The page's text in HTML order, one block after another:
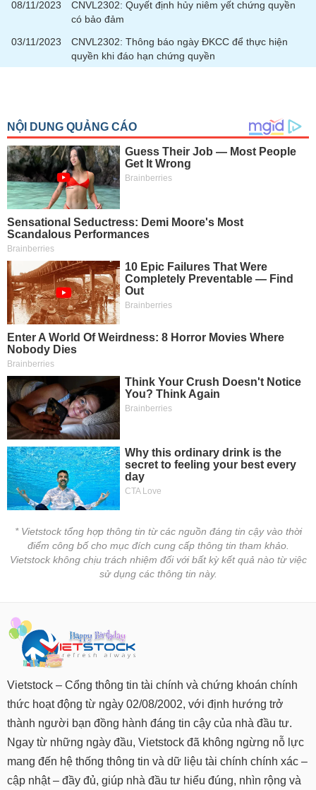
08/11/2023
CNVL2302: Quyết định hủy niêm yết chứng quyền
có bảo đảm
03/11/2023
CNVL2302: Thông báo ngày ĐKCC để thực hiện
quyền khi đáo hạn chứng quyền
* Vietstock tổng hợp thông tin từ các nguồn đáng tin cậy vào thời
điểm công bố cho mục đích cung cấp thông tin tham khảo.
Vietstock không chịu trách nhiệm đối với bất kỳ kết quả nào từ việc
sử dụng các thông tin này.
Vietstock – Cổng thông tin tài chính và chứng khoán chính
thức hoạt động từ ngày 02/08/2002, với định hướng trở
thành người bạn đồng hành đáng tin cậy của nhà đầu tư.
Ngay từ những ngày đầu, Vietstock đã không ngừng nỗ lực
mang đến hệ thống thông tin và dữ liệu tài chính chính xác –
cập nhật – đầy đủ, giúp nhà đầu tư hiểu đúng, nhìn rộng và